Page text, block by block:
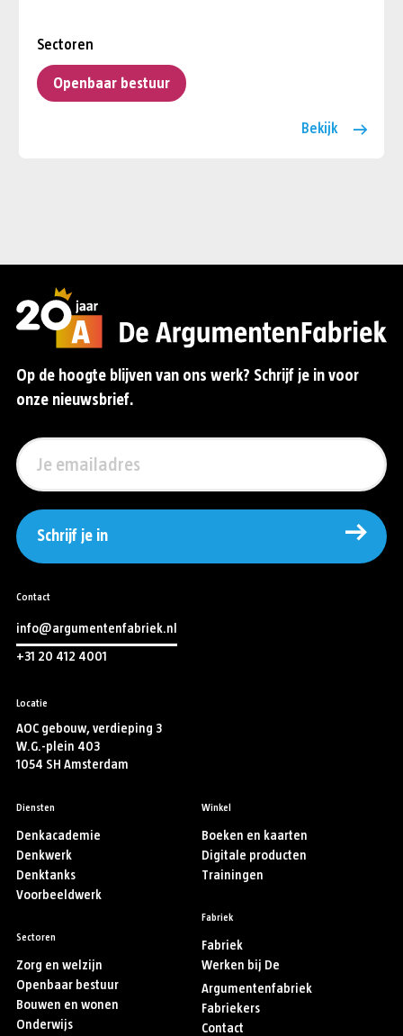
Sectoren
Openbaar bestuur
Bekijk
Op de hoogte blijven van ons werk? Schrijf je in voor
onze nieuwsbrief.
Schrijf je in
Contact
info@argumentenfabriek.nl
+31 20 412 4001
Locatie
AOC gebouw, verdieping 3
W.G.-plein 403
1054 SH Amsterdam
Diensten
Denkacademie
Denkwerk
Denktanks
Voorbeeldwerk
Sectoren
Zorg en welzijn
Openbaar bestuur
Bouwen en wonen
Onderwijs
Winkel
Boeken en kaarten
Digitale producten
Trainingen
Fabriek
Fabriek
Werken bij De
Argumentenfabriek
Fabriekers
Contact